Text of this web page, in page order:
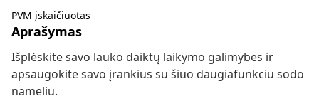
PVM įskaičiuotas
Aprašymas
Išplėskite savo lauko daiktų laikymo galimybes ir
apsaugokite savo įrankius su šiuo daugiafunkciu sodo
nameliu.